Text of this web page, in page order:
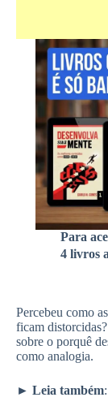
Para
4 livros
Percebeu como
ficam
sobre o porquê
como analogia.
► Leia também: